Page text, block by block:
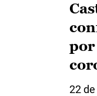
por
22